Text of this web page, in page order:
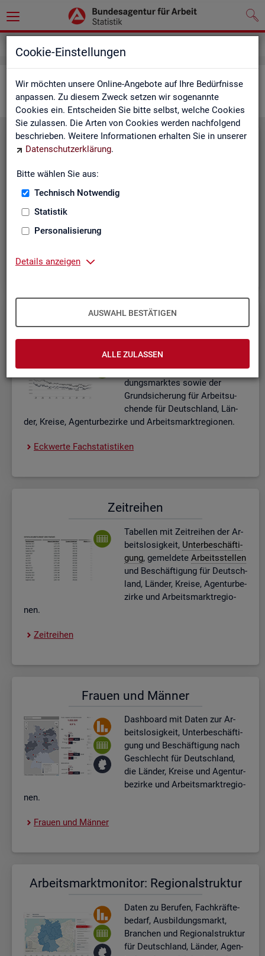
Cookie-Einstellungen
Wir möchten unsere Online-Angebote auf Ihre Bedürfnisse
anpassen. Zu diesem Zweck setzen wir sogenannte
Cookies ein. Entscheiden Sie bitte selbst, welche Cookies
Sie zulassen. Die Arten von Cookies werden nachfolgend
beschrieben. Weitere Informationen erhalten Sie in unserer
Datenschutzerklärung.
Bitte wählen Sie aus:
Technisch Notwendig
Statistik
Personalisierung
Details anzeigen
AUSWAHL BESTÄTIGEN
ALLE ZULASSEN
Ar­beits­markt im Über­blick
Eck­wer­te Ar­beits­markt
Eck­wer­te Ar­beits­markt
Eck­wer­te Fach­sta­tis­ti­ken
bel­len zu den ak­tu­el­len Eck­
wer­ten des Ar­beits- und Aus­bil­
dungs­mark­tes sowie der
Grund­si­che­rung für Ar­beit­su­
chen­de für Deutsch­land, Län­
der, Krei­se, Agen­tur­be­zir­ke und Ar­beits­markt­re­gio­nen.
Eck­wer­te Fach­sta­tis­ti­ken
Zeit­rei­hen
Ta­bel­len mit Zeit­rei­hen der Ar­
beits­lo­sig­keit, Un­ter­be­schäf­ti­
gung, ge­mel­de­te Ar­beits­stel­len
und Be­schäf­ti­gung für Deutsch­
land, Län­der, Krei­se, Agen­tur­be­
zir­ke und Ar­beits­markt­re­gio­
nen.
Zeit­rei­hen
Frau­en und Män­ner
Dash­board mit Daten zur Ar­
beits­lo­sig­keit, Un­ter­be­schäf­ti­
gung und Be­schäf­ti­gung nach
Ge­schlecht für Deutsch­land,
die Län­der, Krei­se und Agen­tur­
be­zir­ke und Ar­beits­markt­re­gio­
nen.
Frau­en und Män­ner
Ar­beits­markt­mo­ni­tor: Re­gio­nal­struk­tur
Daten zu Be­ru­fen, Fach­kräf­te­
be­darf, Aus­bil­dungs­markt,
Bran­chen und Re­gio­nal­struk­tur
für Deutsch­land, Län­der, Agen­